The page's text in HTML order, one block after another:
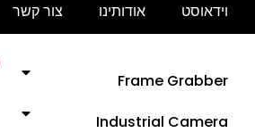
וידאוסט אודותינו צור קשר
Frame Grabber
Industrial Camera